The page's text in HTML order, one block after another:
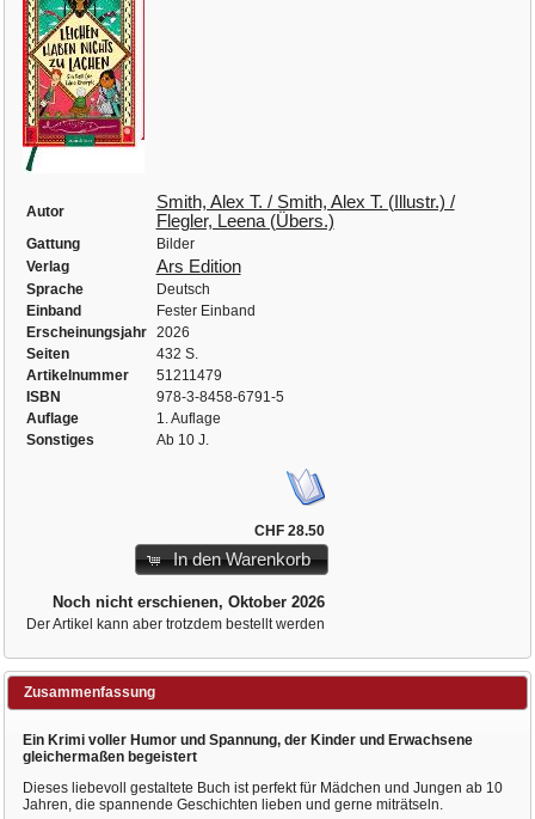
Autor
Smith, Alex T. / Smith, Alex T. (Illustr.) /
Flegler, Leena (Übers.)
Gattung
Bilder
Verlag
Ars Edition
Sprache
Deutsch
Einband
Fester Einband
Erscheinungsjahr
2026
Seiten
432 S.
Artikelnummer
51211479
ISBN
978-3-8458-6791-5
Auflage
1. Auflage
Sonstiges
Ab 10 J.
CHF 28.50
In den Warenkorb
Noch nicht erschienen, Oktober 2026
Der Artikel kann aber trotzdem bestellt werden
Zusammenfassung
Ein Krimi voller Humor und Spannung, der Kinder und Erwachsene
gleichermaßen begeistert
Dieses liebevoll gestaltete Buch ist perfekt für Mädchen und Jungen ab 10
Jahren, die spannende Geschichten lieben und gerne miträtseln.